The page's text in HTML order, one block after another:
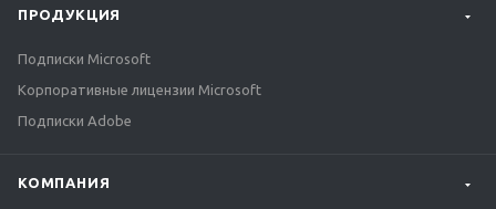
ПРОДУКЦИЯ
Подписки Microsoft
Корпоративные лицензии Microsoft
Подписки Adobe
КОМПАНИЯ